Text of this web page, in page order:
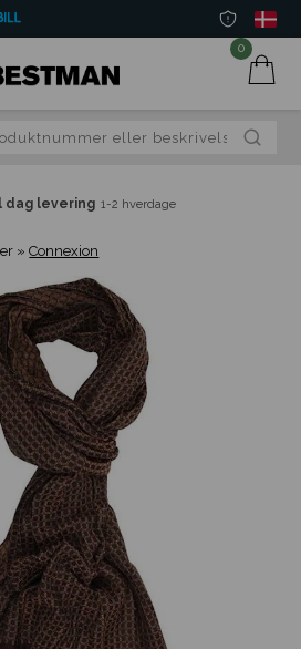
0
dag levering 1-2 hverdage
»Connexion